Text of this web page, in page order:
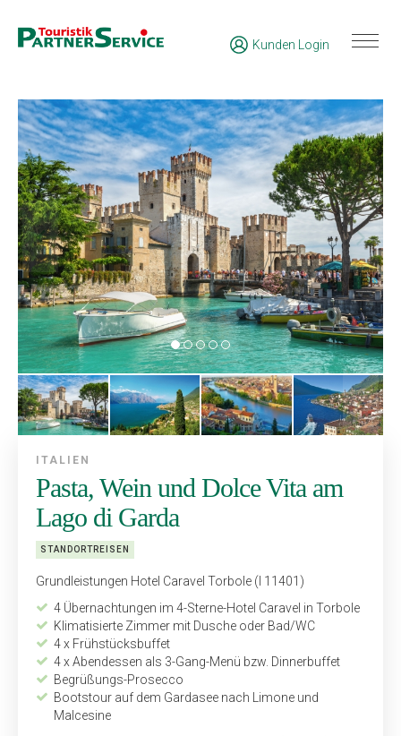
Kunden Login
ITALIEN
Pasta, Wein und Dolce Vita am
Lago di Garda
STANDORTREISEN
Grundleistungen Hotel Caravel Torbole (I 11401)
4 Übernachtungen im 4-Sterne-Hotel Caravel in Torbole
Klimatisierte Zimmer mit Dusche oder Bad/WC
4 x Frühstücksbuffet
4 x Abendessen als 3-Gang-Menü bzw. Dinnerbuffet
Begrüßungs-Prosecco
Bootstour auf dem Gardasee nach Limone und
Malcesine